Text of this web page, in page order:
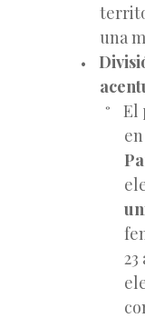
una
El